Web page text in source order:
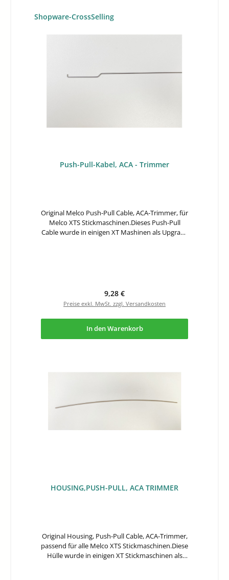
Produktgalerie überspringen
Shopware-CrossSelling
Push-Pull-Kabel, ACA - Trimmer
Original Melco Push-Pull Cable, ACA-Trimmer, für
Melco XTS Stickmaschinen.Dieses Push-Pull
Cable wurde in einigen XT Mashinen als Upgrade
Regulärer Preis:
9,28 €
Preise exkl. MwSt. zzgl. Versandkosten
In den Warenkorb
HOUSING,PUSH-PULL, ACA TRIMMER
Original Housing, Push-Pull Cable, ACA-Trimmer,
passend für alle Melco XTS Stickmaschinen.Diese
Hülle wurde in einigen XT Stickmaschinen als